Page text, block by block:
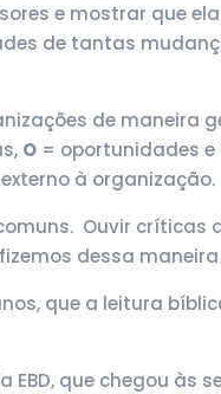
e mostrar que
de tantas
de maneira
O = oportunidades e
à organização.
Ouvir
dessa maneira
que a leitura
que chegou às